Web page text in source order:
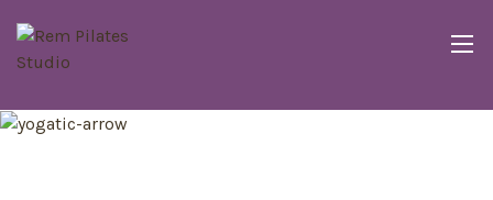
Yoğun tempoda kendini unuttun mu?